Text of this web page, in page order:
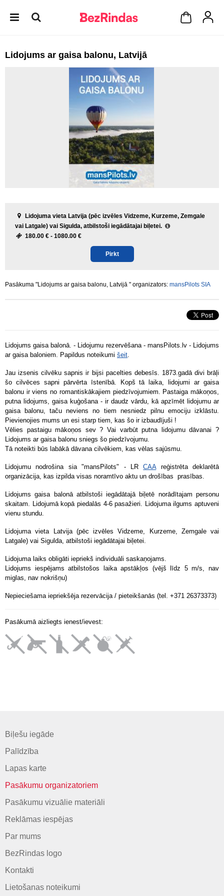
Lidojums ar gaisa balonu, Latvijā
Lidojuma vieta Latvija (pēc izvēles Vidzeme, Kurzeme, Zemgale
vai Latgale) vai Sigulda, atbilstoši iegādātajai biļetei.
180.00 € - 1080.00 €
Pirkt
Pasākuma "Lidojums ar gaisa balonu, Latvijā " organizators: mansPilots SIA
Lidojums gaisa balonā. - Lidojumu rezervēšana - mansPilots.lv - Lidojums
ar gaisa baloniem. Papildus noteikumi šeit.
Jau izsenis cilvēku sapnis ir bijsi pacelties debesīs. 1873.gadā divi brāļi
šo cilvēces sapni pārvērta īstenībā. Kopš tā laika, lidojumi ar gaisa
balonu ir viens no romantiskākajiem piedzīvojumiem. Pastaiga mākoņos,
putna lidojums, gaisa kuģošana - ir daudz vārdu, kā apzīmēt lidojumu ar
gaisa balonu, taču neviens no tiem nesniedz pilnu emociju izklāstu.
Pievienojies mums un esi starp tiem, kas šo ir izbaudījuši !
Vēlies pastaigu mākoņos sev ? Vai varbūt putna lidojumu dāvanai ?
Lidojums ar gaisa balonu sniegs šo piedzīvojumu.
Tā noteikti būs labākā dāvana cilvēkiem, kas vēlas sajūsmu.
Lidojumu nodrošina sia "mansPilots" - LRCAAreģistrēta deklarētā
organizācija, kas izpilda visas noramtīvo aktu un drošības prasības.
Lidojums gaisa balonā atbilstoši iegādātajā biļetē norādītajam personu
skaitam. Lidojumā kopā piedalās 4-6 pasažieri. Lidojuma ilgums aptuveni
vienu stundu.
Lidojuma vieta Latvija (pēc izvēles Vidzeme, Kurzeme, Zemgale vai
Latgale) vai Sigulda, atbilstoši iegādātajai biļetei.
Lidojuma laiks obligāti iepriekš individuāli saskaņojams.
Lidojums iespējams atbilstošos laika apstākļos (vējš līdz 5 m/s, nav
miglas, nav nokrišņu)
Nepieciešama iepriekšēja rezervācija / pieteikšanās (tel. +371 26373373)
Pasākumā aizliegts ienest/ievest:
Biļešu iegāde
Palīdzība
Lapas karte
Pasākumu organizatoriem
Pasākumu vizuālie materiāli
Reklāmas iespējas
Par mums
BezRindas logo
Kontakti
Lietošanas noteikumi